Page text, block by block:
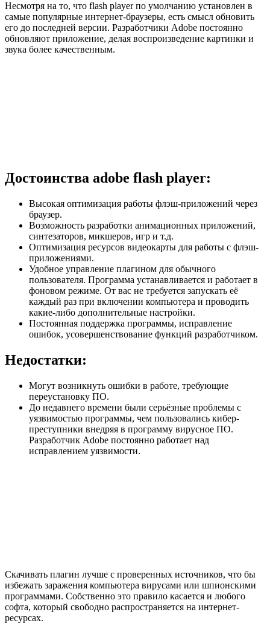
Несмотря на то, что flash player по умолчанию установлен в
самые популярные интернет-браузеры, есть смысл обновить
его до последней версии. Разработчики Adobe постоянно
обновляют приложение, делая воспроизведение картинки и
звука более качественным.
Достоинства adobe flash player:
Высокая оптимизация работы флэш-приложений через
браузер.
Возможность разработки анимационных приложений,
синтезаторов, микшеров, игр и т.д.
Оптимизация ресурсов видеокарты для работы с флэш-
приложениями.
Удобное управление плагином для обычного
пользователя. Программа устанавливается и работает в
фоновом режиме. От вас не требуется запускать её
каждый раз при включении компьютера и проводить
какие-либо дополнительные настройки.
Постоянная поддержка программы, исправление
ошибок, усовершенствование функций разработчиком.
Недостатки:
Могут возникнуть ошибки в работе, требующие
переустановку ПО.
До недавнего времени были серьёзные проблемы с
уязвимостью программы, чем пользовались кибер-
преступники внедряя в программу вирусное ПО.
Разработчик Adobe постоянно работает над
исправлением уязвимости.
Скачивать плагин лучше с проверенных источников, что бы
избежать заражения компьютера вирусами или шпионскими
программами. Собственно это правило касается и любого
софта, который свободно распространяется на интернет-
ресурсах.